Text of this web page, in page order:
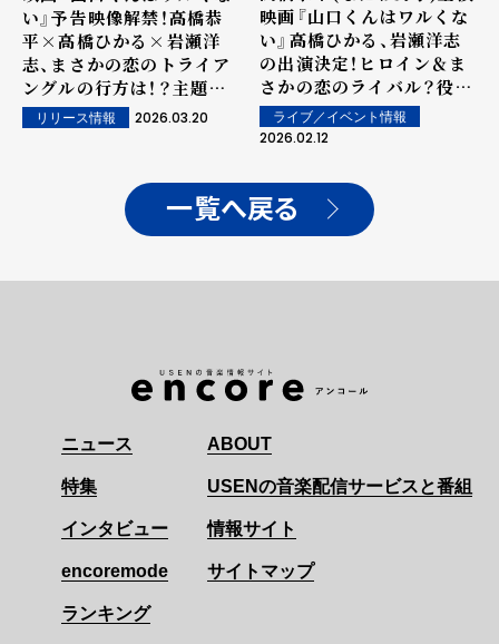
い』予告映像解禁！高橋恭
平×高橋ひかる×岩瀬洋
志、まさかの恋のトライア
ングルの行方は！？主題歌
＝なにわ男子の関西弁ラブ
ソングも初解禁！！
リリース情報 2026.03.20
映画『山口くんはワルくな
い』高橋ひかる、岩瀬洋志
の出演決定！ヒロイン＆ま
さかの恋のライバル？役！
＜第二弾キャスト解禁＆キ
ャラクタービジュアル初公
ライブ／イベント情報
2026.02.12
一覧へ戻る
ニュース
特集
インタビュー
encoremode
ランキング
ABOUT
USENの音楽配信サービスと番組
情報サイト
サイトマップ